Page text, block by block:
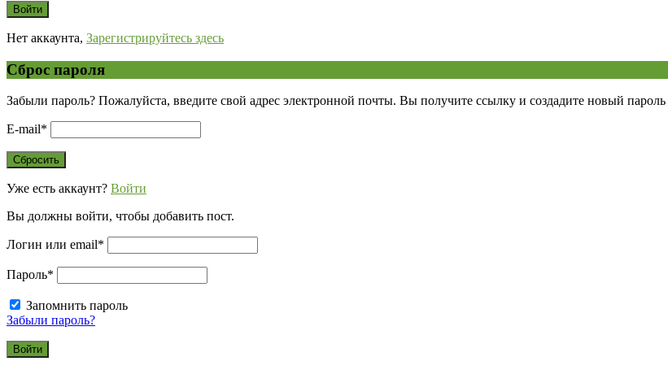
Нет аккаунта, Зарегистрируйтесь здесь
Сброс пароля
Забыли пароль? Пожалуйста, введите свой адрес электронной почты. Вы получите ссылку и создадите новый
E-mail*
Уже есть аккаунт? Войти
Вы должны войти, чтобы добавить пост.
Логин или email*
Пароль*
Запомнить пароль
Забыли пароль?